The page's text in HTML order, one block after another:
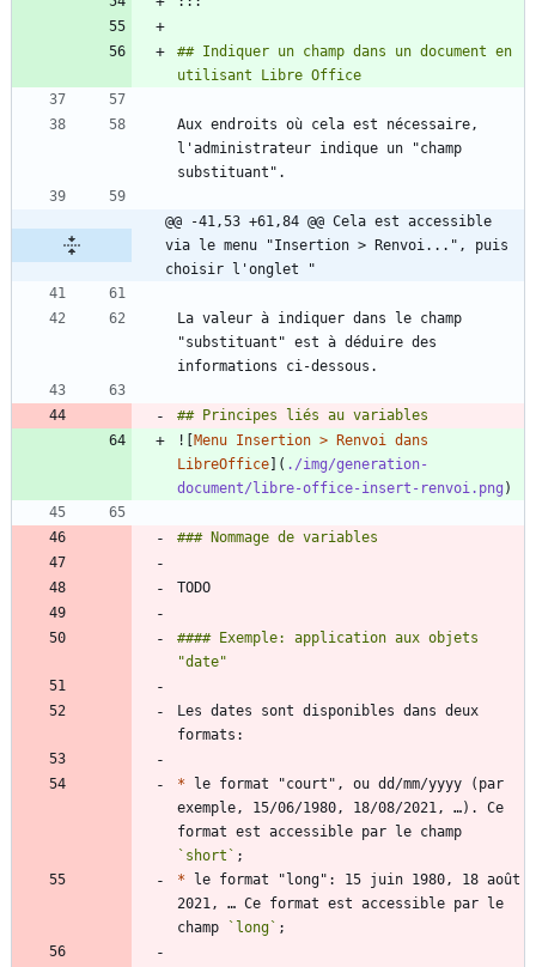
## Indiquer un champ dans un document en
Aux endroits où cela est nécessaire,
l'administrateur indique un "champ
@@ -41,53 +61,84 @@ Cela est accessible
via le menu "Insertion > Renvoi...", puis
choisir l'onglet "
La valeur à indiquer dans le champ
"substituant" est à déduire des
![ Menu Insertion > Renvoi dans
LibreOffice ]( ./img/generation-
document/libre-office-insert-renvoi.png
#### Exemple: application aux objets
Les dates sont disponibles dans deux
* le format "court", ou dd/mm/yyyy (par
exemple, 15/06/1980, 18/08/2021, …). Ce
`short`
* le format "long": 15 juin 1980, 18 août
2021, … Ce format est accessible par le
champ
`long`